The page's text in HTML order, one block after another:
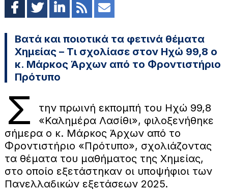
Βατά και ποιοτικά τα φετινά θέματα
Χημείας – Τι σχολίασε στον Ηχώ 99,8 ο
κ. Μάρκος Άρχων από το Φροντιστήριο
Πρότυπο
Σ
την πρωινή εκπομπή του Ηχώ 99,8
«Καλημέρα Λασίθι», φιλοξενήθηκε
σήμερα ο κ. Μάρκος Άρχων από το
Φροντιστήριο «Πρότυπο», σχολιάζοντας
τα θέματα του μαθήματος της Χημείας,
στο οποίο εξετάστηκαν οι υποψήφιοι των
Πανελλαδικών εξετάσεων 2025.